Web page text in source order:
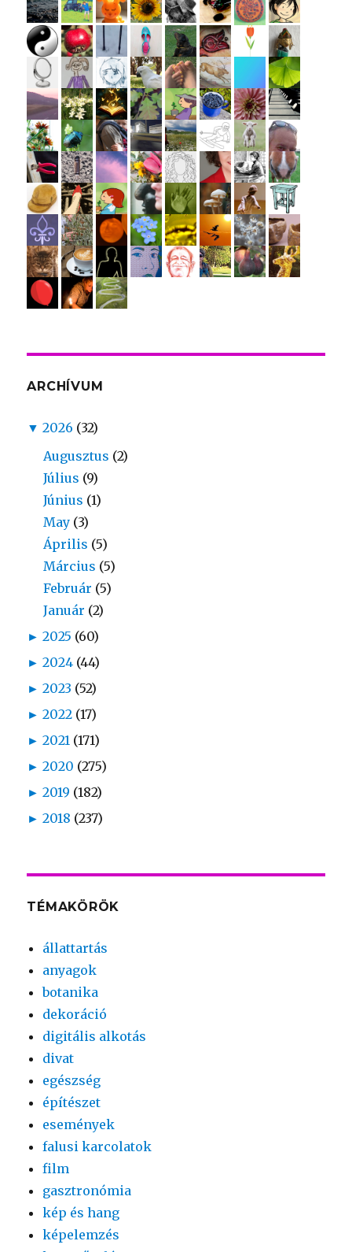
ARCHÍVUM
▼ 2026 (32)
Augusztus (2)
Július (9)
Június (1)
May (3)
Április (5)
Március (5)
Február (5)
Január (2)
► 2025 (60)
► 2024 (44)
► 2023 (52)
► 2022 (17)
► 2021 (171)
► 2020 (275)
► 2019 (182)
► 2018 (237)
TÉMAKÖRÖK
állattartás
anyagok
botanika
dekoráció
digitális alkotás
divat
egészség
építészet
események
falusi karcolatok
film
gasztronómia
kép és hang
képelemzés